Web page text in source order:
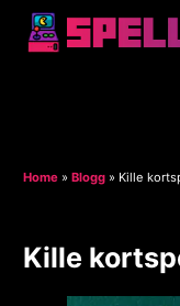
Home » Blogg » Kille
Kille